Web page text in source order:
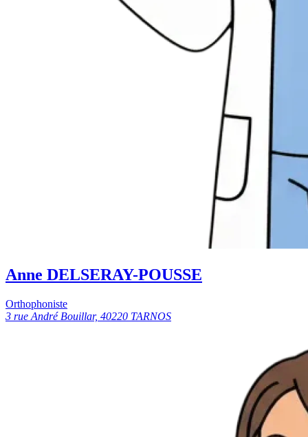
Anne DELSERAY-POUSSE
Orthophoniste
3 rue André Bouillar, 40220 TARNOS